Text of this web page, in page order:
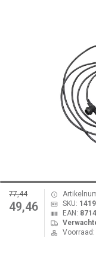
77,44
49,46
SKU:
EAN:
Voorraad: